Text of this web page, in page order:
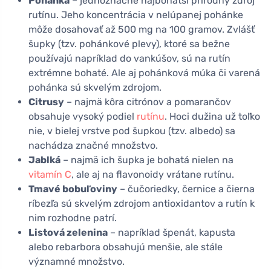
rutínu. Jeho koncentrácia v nelúpanej pohánke
môže dosahovať až 500 mg na 100 gramov. Zvlášť
šupky (tzv. pohánkové plevy), ktoré sa bežne
používajú napríklad do vankúšov, sú na rutín
extrémne bohaté. Ale aj pohánková múka či varená
pohánka sú skvelým zdrojom.
Citrusy – najmä kôra citrónov a pomarančov
obsahuje vysoký podiel rutínu. Hoci dužina už toľko
nie, v bielej vrstve pod šupkou (tzv. albedo) sa
nachádza značné množstvo.
Jablká – najmä ich šupka je bohatá nielen na
vitamín C, ale aj na flavonoidy vrátane rutínu.
Tmavé bobuľoviny – čučoriedky, černice a čierna
ríbezľa sú skvelým zdrojom antioxidantov a rutín k
nim rozhodne patrí.
Listová zelenina – napríklad špenát, kapusta
alebo rebarbora obsahujú menšie, ale stále
významné množstvo.